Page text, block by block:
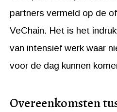
partners vermeld op de
VeChain. Het is het
van intensief werk waar
voor de dag kunnen
Overeenkomsten